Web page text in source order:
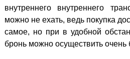
внутреннего внутреннего
можно не ехать, ведь покупка
самое, но при в удобной
бронь можно осуществить очень